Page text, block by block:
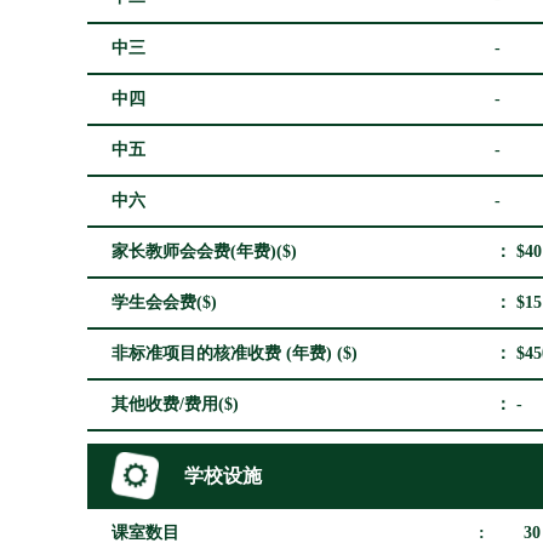
中三 -
中四 -
中五 -
中六 -
家长教师会会费(年费)($) ： $40
学生会会费($) ： $15
非标准项目的核准收费 (年费) ($) ：
其他收费/费用($) ： -
学校设施
课室数目 : 30